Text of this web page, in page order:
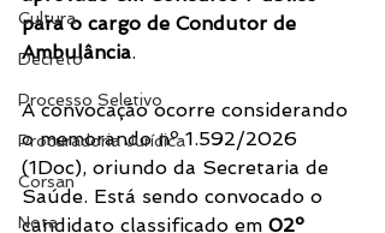
Cultura
Decreto
Processo Seletivo
Procuradoria Jurídica
Corsan
Nota
para o cargo de Condutor de
Ambulância.
A convocação ocorre considerando
o memorando nº 1.592/2026
(1Doc), oriundo da Secretaria de
Saúde. Está sendo convocado o
candidato classificado em 02º